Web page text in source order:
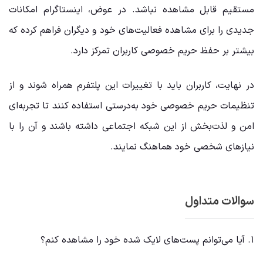
مستقیم قابل مشاهده نباشد. در عوض، اینستاگرام امکانات
جدیدی را برای مشاهده فعالیت‌های خود و دیگران فراهم کرده که
بیشتر بر حفظ حریم خصوصی کاربران تمرکز دارد.
در نهایت، کاربران باید با تغییرات این پلتفرم همراه شوند و از
تنظیمات حریم خصوصی خود به‌درستی استفاده کنند تا تجربه‌ای
امن و لذت‌بخش از این شبکه اجتماعی داشته باشند و آن را با
نیازهای شخصی خود هماهنگ نمایند.
سوالات متداول
۱. آیا می‌توانم پست‌های لایک شده خود را مشاهده کنم؟